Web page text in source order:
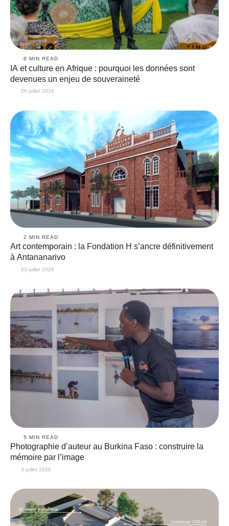
6 MIN READ
IA et culture en Afrique : pourquoi les données sont
devenues un enjeu de souveraineté
26 juillet 2026
2 MIN READ
Art contemporain : la Fondation H s’ancre définitivement
à Antananarivo
23 juillet 2026
5 MIN READ
Photographie d’auteur au Burkina Faso : construire la
mémoire par l’image
3 juillet 2026